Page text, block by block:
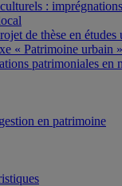
:
de thèse en études
« Patrimoine urbain »
patrimoniales en
en patrimoine